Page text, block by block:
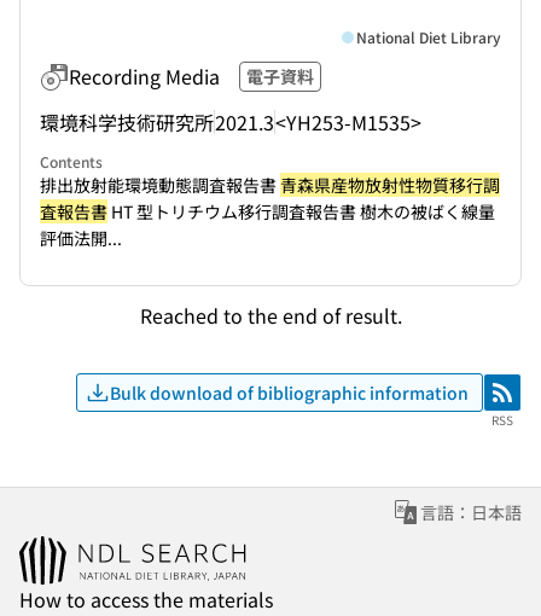
Recording Media 電子資料
環境科学技術研究所2021.3<YH253-M1535>
National Diet Library
Contents
排出放射能環境動態調査報告書青森県産物放射性物質移行調
査報告書 HT 型トリチウム移行調査報告書 樹木の被ばく線量
評価法開...
Reached to the end of result.
Bulk download of bibliographic information RSS
RSS
言語：日本語
How to access the materials